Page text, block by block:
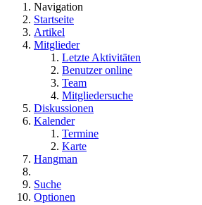
Navigation
Startseite
Artikel
Mitglieder
Letzte Aktivitäten
Benutzer online
Team
Mitgliedersuche
Diskussionen
Kalender
Termine
Karte
Hangman
Suche
Optionen